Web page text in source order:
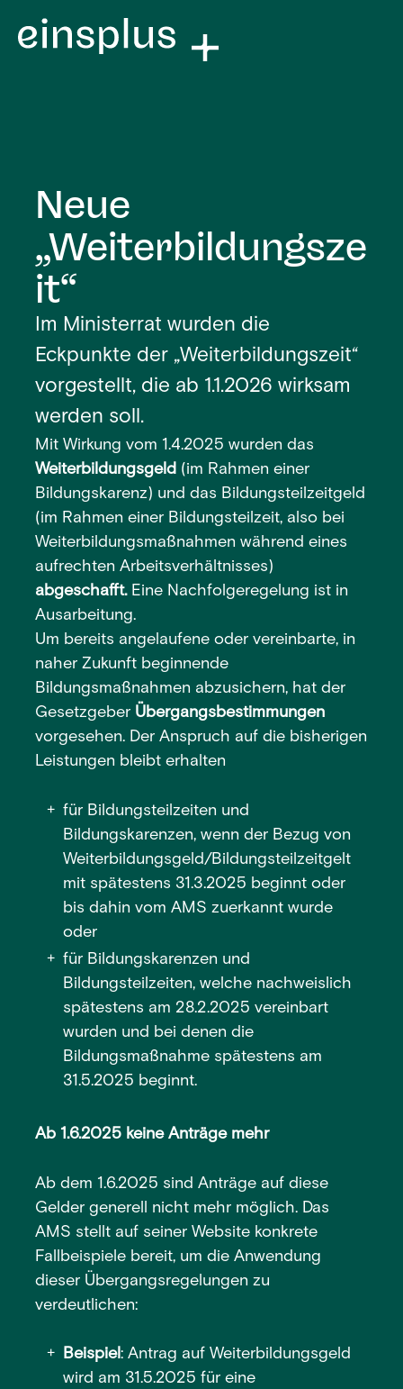
Neue
„Weiterbildungsze
it“
Im Ministerrat wurden die
Eckpunkte der „Weiterbildungszeit“
vorgestellt, die ab 1.1.2026 wirksam
werden soll.
Mit Wirkung vom 1.4.2025 wurden das
Weiterbildungsgeld (im Rahmen einer
Bildungskarenz) und das Bildungsteilzeitgeld
(im Rahmen einer Bildungsteilzeit, also bei
Weiterbildungsmaßnahmen während eines
aufrechten Arbeitsverhältnisses)
abgeschafft. Eine Nachfolgeregelung ist in
Ausarbeitung.
Um bereits angelaufene oder vereinbarte, in
naher Zukunft beginnende
Bildungsmaßnahmen abzusichern, hat der
Gesetzgeber Übergangsbestimmungen
vorgesehen. Der Anspruch auf die bisherigen
Leistungen bleibt erhalten
für Bildungsteilzeiten und
Bildungskarenzen, wenn der Bezug von
Weiterbildungsgeld/Bildungsteilzeitgelt
mit spätestens 31.3.2025 beginnt oder
bis dahin vom AMS zuerkannt wurde
oder
für Bildungskarenzen und
Bildungsteilzeiten, welche nachweislich
spätestens am 28.2.2025 vereinbart
wurden und bei denen die
Bildungsmaßnahme spätestens am
31.5.2025 beginnt.
Ab 1.6.2025 keine Anträge mehr
Ab dem 1.6.2025 sind Anträge auf diese
Gelder generell nicht mehr möglich. Das
AMS stellt auf seiner Website konkrete
Fallbeispiele bereit, um die Anwendung
dieser Übergangsregelungen zu
verdeutlichen:
Beispiel: Antrag auf Weiterbildungsgeld
wird am 31.5.2025 für eine